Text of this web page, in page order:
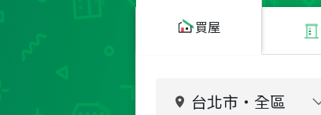
買屋
台北市 ・ 全區